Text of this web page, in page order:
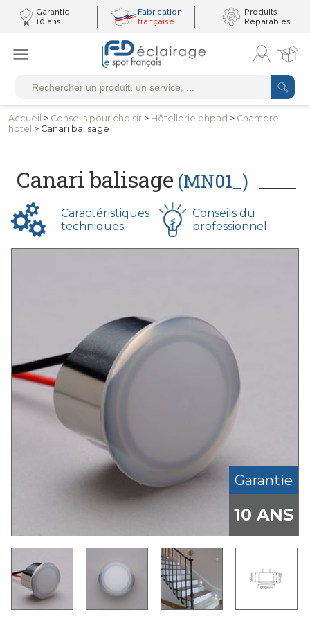
Garantie
10 ans
Fabrication
française
Produits
Réparables
Accueil > Conseils pour choisir > Hôtellerie ehpad > Chambre
hotel > Canari balisage
Canari balisage (MN01_)
Caractéristiques
techniques
Conseils du
professionnel
Garantie
10 ANS